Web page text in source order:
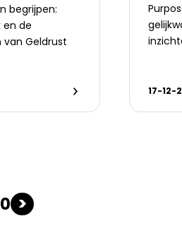
begrijpen:
en de
Geldrust
17-12-
>